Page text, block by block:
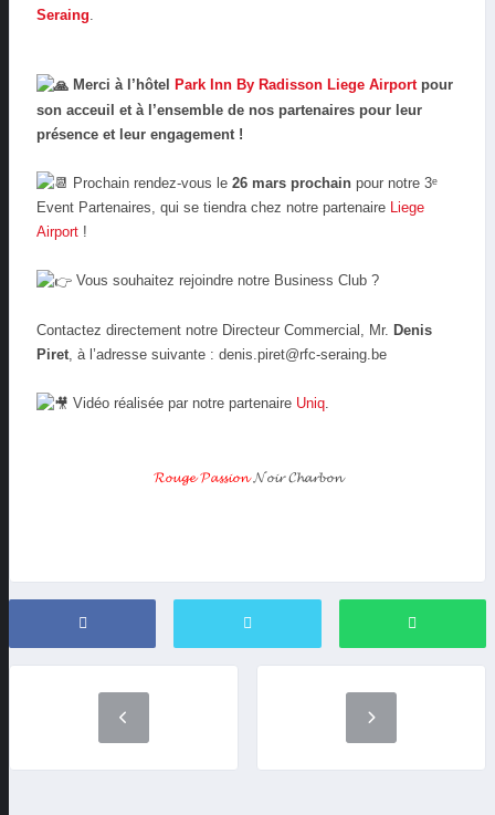
Seraing
Merci à l’hôtel Park Inn By Radisson Liege Airportpour
son acceuil et à l’ensemble de nos partenaires pour leur
présence et leur engagement !
Prochain rendez-vous le 26 mars prochain pour notre 3ᵉ
Event Partenaires, qui se tiendra chez notre partenaire Liege
Airport !
Vous souhaitez rejoindre notre Business Club ?
Contactez directement notre Directeur Commercial, Mr. Denis
Piret , à l’adresse suivante : denis.piret@rfc-seraing.be
Vidéo réalisée par notre partenaire Uniq
𝓡𝓸𝓾𝓰𝓮 𝓟𝓪𝓼𝓼𝓲𝓸𝓷𝓝𝓸𝓲𝓻 𝓒𝓱𝓪𝓻𝓫𝓸𝓷